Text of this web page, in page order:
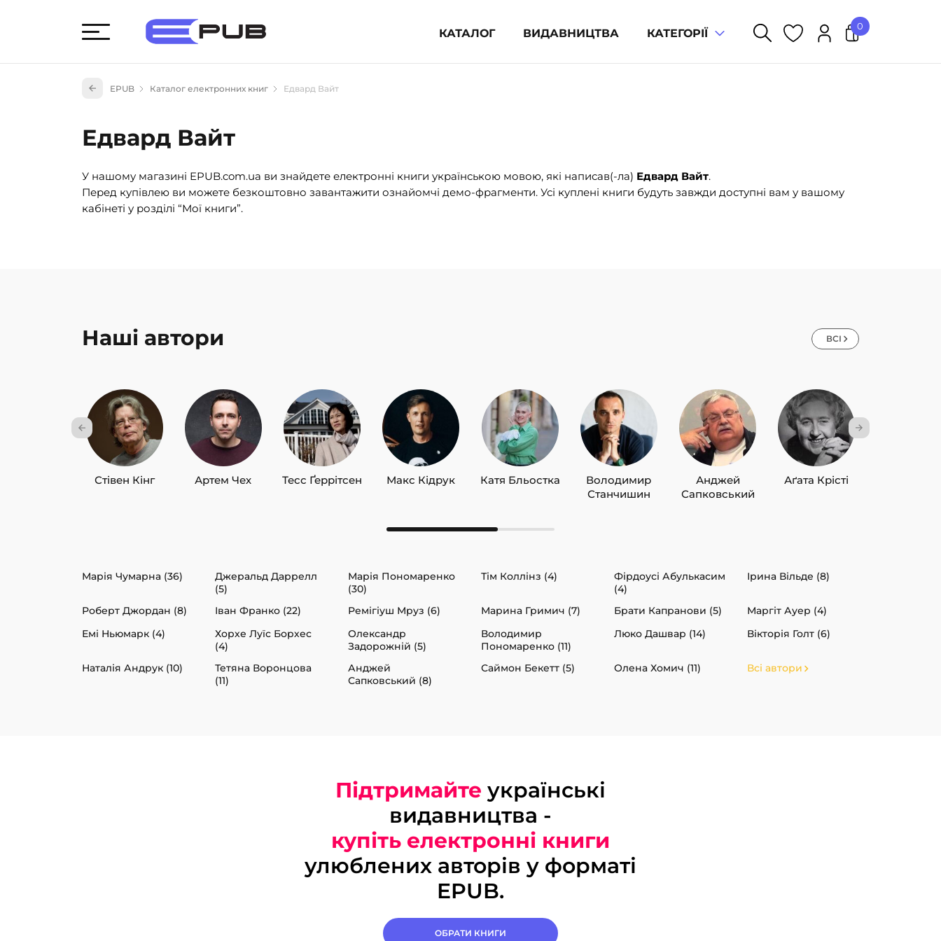
КАТАЛОГ ВИДАВНИЦТВА КАТЕГОРІЇ
Художня література (1854)
(527)
0
У кошику немає товарів.
EPUB Каталог електронних книг Едвард Вайт
Едвард Вайт
У нашому магазині EPUB.com.ua ви знайдете електронні книги українською мовою, які написав(-ла) Едвард Вайт.
Перед купівлею ви можете безкоштовно завантажити ознайомчі демо-фрагменти. Усі куплені книги будуть завжди доступні вам у вашому
кабінеті у розділі “Мої книги”.
Наші автори ВСІ
Стівен Кінг Артем Чех Тесс Ґеррітсен Макс Кідрук Катя Бльостка
Володимир
Станчишин
Анджей
Сапковський
Аґата Крісті
Марія Чумарна (36)
Джеральд Даррелл
(5)
Марія Пономаренко
(30)
Тім Коллінз (4)
Фірдоусі Абулькасим
(4)
Ірина Вільде (8)
Роберт Джордан (8) Іван Франко (22) Ремігіуш Мруз (6) Марина Гримич (7) Брати Капранови (5)
Маргіт Ауер (4)
Емі Ньюмарк (4)
Хорхе Луїс Борхес
(4)
Олександр
Задорожній (5)
Володимир
Пономаренко (11)
Люко Дашвар (14) Вікторія Голт (6)
Наталія Андрук (10)
Тетяна Воронцова
(11)
Анджей
Сапковський (8)
Саймон Бекетт (5) Олена Хомич (11) Всі автори
Підтримайте українські
видавництва -
купіть електронні книги
улюблених авторів у форматі
EPUB.
ОБРАТИ КНИГИ